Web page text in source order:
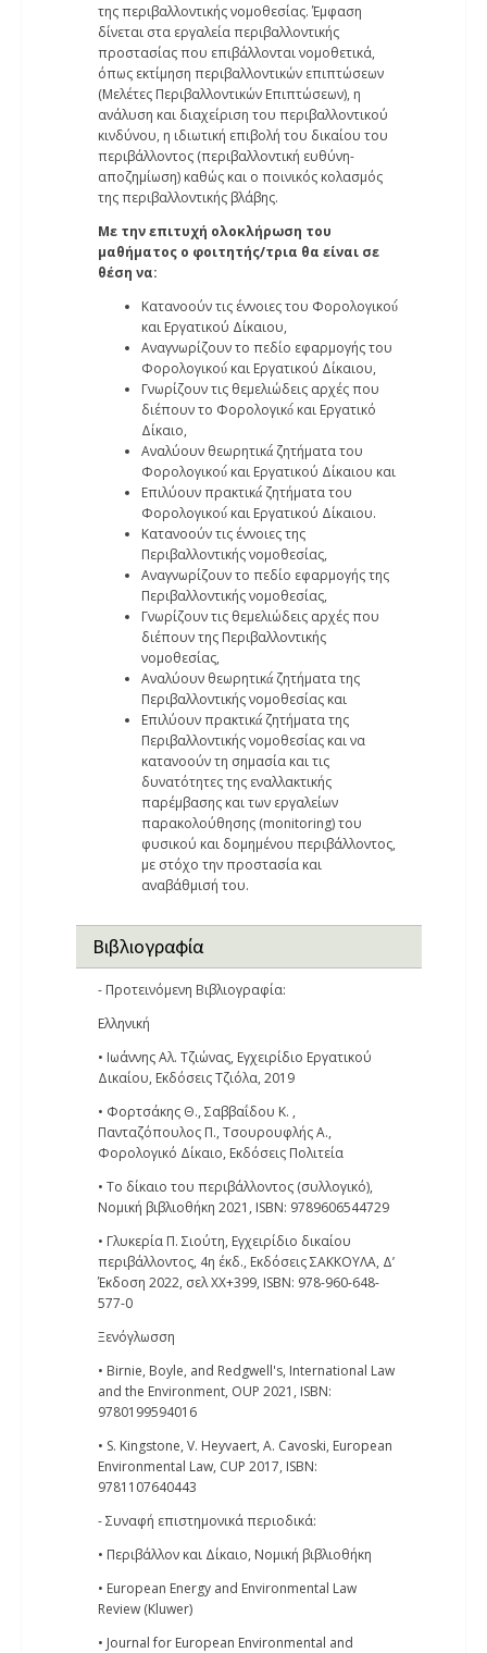
της περιβαλλοντικής νομοθεσίας. Έμφαση
δίνεται στα εργαλεία περιβαλλοντικής
προστασίας που επιβάλλονται νομοθετικά,
όπως εκτίμηση περιβαλλοντικών επιπτώσεων
(Μελέτες Περιβαλλοντικών Επιπτώσεων), η
ανάλυση και διαχείριση του περιβαλλοντικού
κινδύνου, η ιδιωτική επιβολή του δικαίου του
περιβάλλοντος (περιβαλλοντική ευθύνη-
αποζημίωση) καθώς και ο ποινικός κολασμός
της περιβαλλοντικής βλάβης.
Με την επιτυχή ολοκλήρωση του
μαθήματος ο φοιτητής/τρια θα είναι σε
θέση να:
Κατανοούν τις έννοιες του Φορολογικού́
και Εργατικού Δίκαιου,
Αναγνωρίζουν το πεδίο εφαρμογής του
Φορολογικού́ και Εργατικού Δίκαιου,
Γνωρίζουν τις θεμελιώδεις αρχές που
διέπουν το Φορολογικό́ και Εργατικό
Δίκαιο,
Αναλύουν θεωρητικά́ ζητήματα του
Φορολογικού́ και Εργατικού Δίκαιου και
Επιλύουν πρακτικά́ ζητήματα του
Φορολογικού́ και Εργατικού Δίκαιου.
Κατανοούν τις έννοιες της
Περιβαλλοντικής νομοθεσίας,
Αναγνωρίζουν το πεδίο εφαρμογής της
Περιβαλλοντικής νομοθεσίας,
Γνωρίζουν τις θεμελιώδεις αρχές που
διέπουν της Περιβαλλοντικής
νομοθεσίας,
Αναλύουν θεωρητικά́ ζητήματα της
Περιβαλλοντικής νομοθεσίας και
Επιλύουν πρακτικά́ ζητήματα της
Περιβαλλοντικής νομοθεσίας και να
κατανοούν τη σημασία και τις
δυνατότητες της εναλλακτικής
παρέμβασης και των εργαλείων
παρακολούθησης (monitoring) του
φυσικού και δομημένου περιβάλλοντος,
με στόχο την προστασία και
αναβάθμισή του.
Βιβλιογραφία
- Προτεινόμενη Βιβλιογραφία:
Ελληνική
• Ιωάννης Αλ. Τζιώνας, Εγχειρίδιο Εργατικού
Δικαίου, Εκδόσεις Τζιόλα, 2019
• Φορτσάκης Θ., Σαββαΐδου Κ. ,
Πανταζόπουλος Π., Τσουρουφλής Α.,
Φορολογικό Δίκαιο, Εκδόσεις Πολιτεία
• Το δίκαιο του περιβάλλοντος (συλλογικό),
Νομική βιβλιοθήκη 2021, ISBN: 9789606544729
• Γλυκερία Π. Σιούτη, Εγχειρίδιο δικαίου
περιβάλλοντος, 4η έκδ., Εκδόσεις ΣΑΚΚΟΥΛΑ, Δ’
Έκδοση 2022, σελ ΧΧ+399, ISBN: 978-960-648-
577-0
Ξενόγλωσση
• Birnie, Boyle, and Redgwell's, International Law
and the Environment, OUP 2021, ISBN:
9780199594016
• S. Kingstone, V. Heyvaert, A. Cavoski, European
Environmental Law, CUP 2017, ISBN:
9781107640443
- Συναφή επιστημονικά περιοδικά:
• Περιβάλλον και Δίκαιο, Νομική βιβλιοθήκη
• European Energy and Environmental Law
Review (Kluwer)
• Journal for European Environmental and